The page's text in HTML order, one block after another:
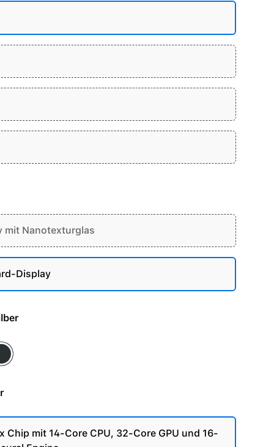
mit Nanotexturglas
Display
Silber
Schwarz
Chip mit 14-Core CPU, 32-Core GPU und 16-